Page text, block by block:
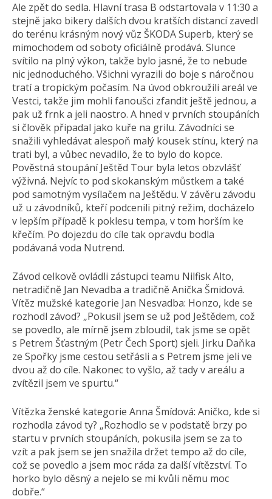
Ale zpět do sedla. Hlavní trasa B odstartovala v 11:30 a
stejně jako bikery dalších dvou kratších distancí zavedl
do terénu krásným nový vůz ŠKODA Superb, který se
mimochodem od soboty oficiálně prodává. Slunce
svítilo na plný výkon, takže bylo jasné, že to nebude
nic jednoduchého. Všichni vyrazili do boje s náročnou
tratí a tropickým počasím. Na úvod obkroužili areál ve
Vestci, takže jim mohli fanoušci zfandit ještě jednou, a
pak už frnk a jeli naostro. A hned v prvních stoupáních
si člověk připadal jako kuře na grilu. Závodníci se
snažili vyhledávat alespoň malý kousek stínu, který na
trati byl, a vůbec nevadilo, že to bylo do kopce.
Pověstná stoupání Ještěd Tour byla letos obzvlášť
výživná. Nejvíc to pod skokanským můstkem a také
pod samotným vysílačem na Ještědu. V závěru závodu
už u závodníků, kteří podcenili pitný režim, docházelo
v lepším případě k poklesu tempa, v tom horším ke
křečím. Po dojezdu do cíle tak opravdu bodla
podávaná voda Nutrend.
Závod celkově ovládli zástupci teamu Nilfisk Alto,
netradičně Jan Nevadba a tradičně Anička Šmidová.
Vítěz mužské kategorie Jan Nesvadba: Honzo, kde se
rozhodl závod? „Pokusil jsem se už pod Ještědem, což
se povedlo, ale mírně jsem zbloudil, tak jsme se opět
s Petrem Šťastným (Petr Čech Sport) sjeli. Jirku Daňka
ze Spořky jsme cestou setřásli a s Petrem jsme jeli ve
dvou až do cíle. Nakonec to vyšlo, až tady v areálu a
zvítězil jsem ve spurtu.“
Vítězka ženské kategorie Anna Šmídová: Aničko, kde si
rozhodla závod ty? „Rozhodlo se v podstatě brzy po
startu v prvních stoupáních, pokusila jsem se za to
vzít a pak jsem se jen snažila držet tempo až do cíle,
což se povedlo a jsem moc ráda za další vítězství. To
horko bylo děsný a nejelo se mi kvůli němu moc
dobře.“